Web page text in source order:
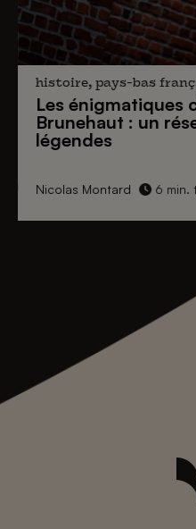
histoire, pays-bas
Les énigmatiques
Brunehaut : un
légendes
Nicolas Montard 6 min.